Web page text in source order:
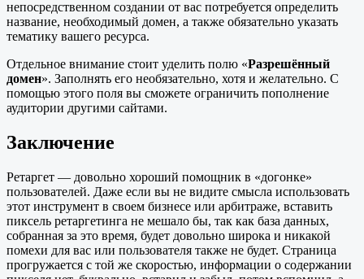
непосредственном создании от вас потребуется определить
название, необходимый домен, а также обязательно указать
тематику вашего ресурса.
Отдельное внимание стоит уделить полю «Разрешённый
домен». Заполнять его необязательно, хотя и желательно. С
помощью этого поля вы сможете ограничить пополнение
аудитории другими сайтами.
Заключение
Ретаргет — довольно хороший помощник в «догонке»
пользователей. Даже если вы не видите смысла использовать
этот инструмент в своем бизнесе или арбитраже, вставить
пиксель ретаргетинга не мешало бы, так как база данных,
собранная за это время, будет довольно широка и никакой
помехи для вас или пользователя также не будет. Страница
прогружается с той же скоростью, информации о содержании